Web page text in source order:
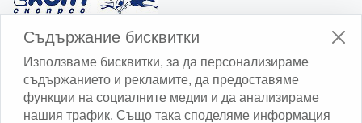
Изчисли доставката с Еконт
Съдържание бисквитки
Използваме бисквитки, за да персонализираме
съдържанието и рекламите, да предоставяме
функции на социалните медии и да анализираме
нашия трафик. Също така споделяме информация